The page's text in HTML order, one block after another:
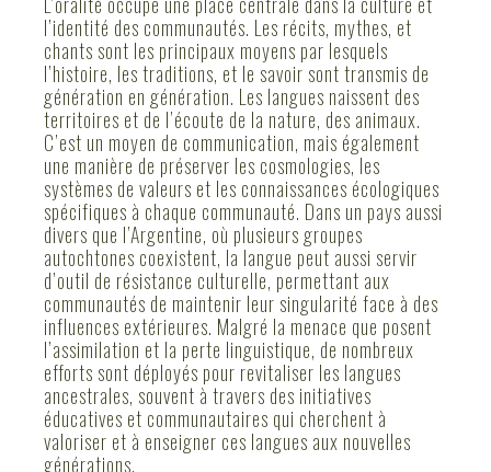
l’identité des communautés. Les récits, mythes, et
chants sont les principaux moyens par lesquels
l’histoire, les traditions, et le savoir sont transmis de
génération en génération. Les langues naissent des
territoires et de l’écoute de la nature, des animaux.
C’est un moyen de communication, mais également
une manière de préserver les cosmologies, les
systèmes de valeurs et les connaissances écologiques
spécifiques à chaque communauté. Dans un pays aussi
divers que l’Argentine, où plusieurs groupes
autochtones coexistent, la langue peut aussi servir
d’outil de résistance culturelle, permettant aux
communautés de maintenir leur singularité face à des
influences extérieures. Malgré la menace que posent
l’assimilation et la perte linguistique, de nombreux
efforts sont déployés pour revitaliser les langues
ancestrales, souvent à travers des initiatives
éducatives et communautaires qui cherchent à
valoriser et à enseigner ces langues aux nouvelles
générations.